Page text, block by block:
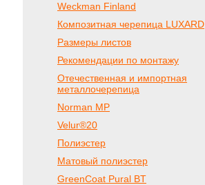
Weckman Finland
Композитная черепица LUXARD
Размеры листов
Рекомендации по монтажу
Отечественная и импортная
металлочерепица
Norman MP
Velur®20
Полиэстер
Матовый полиэстер
GreenCoat Pural BT